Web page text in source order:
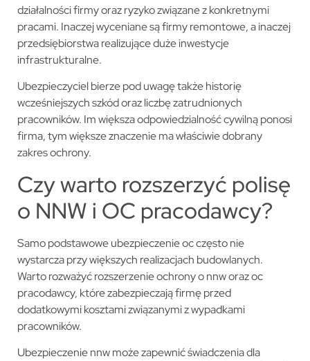
działalności firmy oraz ryzyko związane z konkretnymi
pracami. Inaczej wyceniane są firmy remontowe, a inaczej
przedsiębiorstwa realizujące duże inwestycje
infrastrukturalne.
Ubezpieczyciel bierze pod uwagę także historię
wcześniejszych szkód oraz liczbę zatrudnionych
pracowników. Im większa odpowiedzialność cywilną ponosi
firma, tym większe znaczenie ma właściwie dobrany
zakres ochrony.
Czy warto rozszerzyć polisę
o NNW i OC pracodawcy?
Samo podstawowe ubezpieczenie oc często nie
wystarcza przy większych realizacjach budowlanych.
Warto rozważyć rozszerzenie ochrony o nnw oraz oc
pracodawcy, które zabezpieczają firmę przed
dodatkowymi kosztami związanymi z wypadkami
pracowników.
Ubezpieczenie nnw może zapewnić świadczenia dla